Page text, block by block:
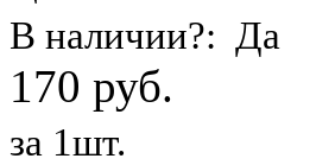
В наличии?: Да
170 руб.
за 1шт.